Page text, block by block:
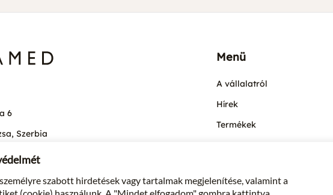
szabott hirdetések vagy tartalmak megjelenítése, valamint a
(cookie) használunk. A "Mindet elfogadom" gombra kattintva
6
Szerbia
Menü
A vállalatról
Hírek
Termékek